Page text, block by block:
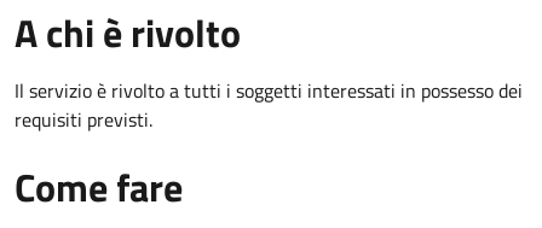
A chi è rivolto
Il servizio è rivolto a tutti i soggetti interessati in possesso dei
requisiti previsti.
Come fare